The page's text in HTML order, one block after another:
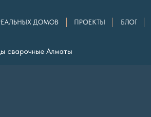
ПРОЕКТЫ
ДОМОВ БЛОГ
сварочные Алматы